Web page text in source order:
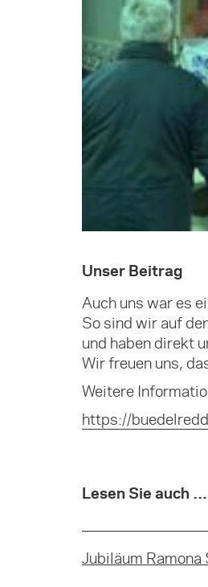
Unser Beitrag
Auch uns war es
So sind wir auf
und haben direkt
Wir freuen uns,
Weitere
https://
Lesen Sie auch …
Jubiläum Ramona